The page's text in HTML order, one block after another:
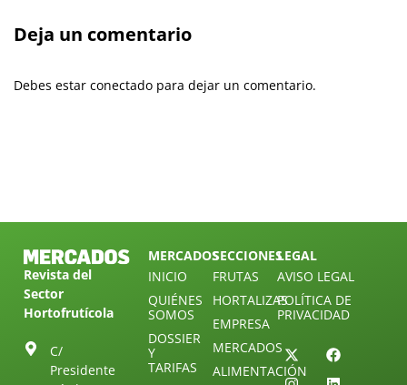
Deja un comentario
Debes estar conectado para dejar un comentario.
Revista del
Sector
Hortofrutícola
C/
Presidente
MERCADOS
INICIO
QUIÉNES
SOMOS
DOSSIER
Y
TARIFAS
SECCIONES
FRUTAS
HORTALIZAS
EMPRESA
MERCADOS
ALIMENTACIÓN
LEGAL
AVISO LEGAL
POLÍTICA DE
PRIVACIDAD